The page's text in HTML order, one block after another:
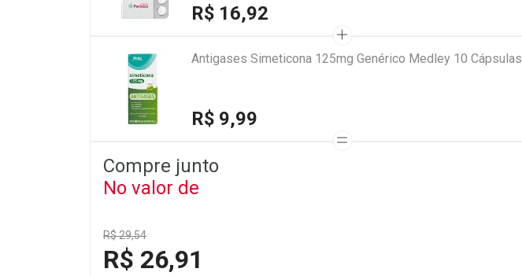
R$ 16,92
Antigases Simeticona 125mg Genérico Medley 10 Cápsulas
R$ 9,99
Compre junto
No valor de
R$ 29,54
R$ 26,91